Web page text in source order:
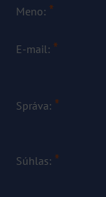
Meno: *
E-mail: *
Správa: *
Súhlas: *